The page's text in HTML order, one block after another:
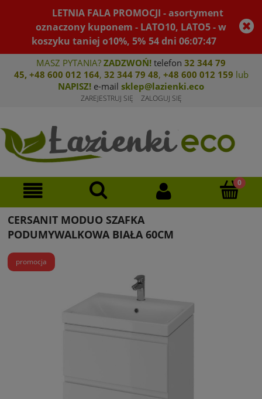
LETNIA FALA PROMOCJI - asortyment
oznaczony kuponem - LATO10, LATO5 - w
koszyku taniej o10%, 5% 54dni06:07:47
MASZ PYTANIA? ZADZWOŃ! telefon 32 344 79
45, +48 600 012 164, 32 344 79 48, +48 600 012 159 lub
NAPISZ! e-mail sklep@lazienki.eco
ZAREJESTRUJ SIĘ ZALOGUJ SIĘ
CERSANIT MODUO SZAFKA
PODUMYWALKOWA BIAŁA 60CM
promocja